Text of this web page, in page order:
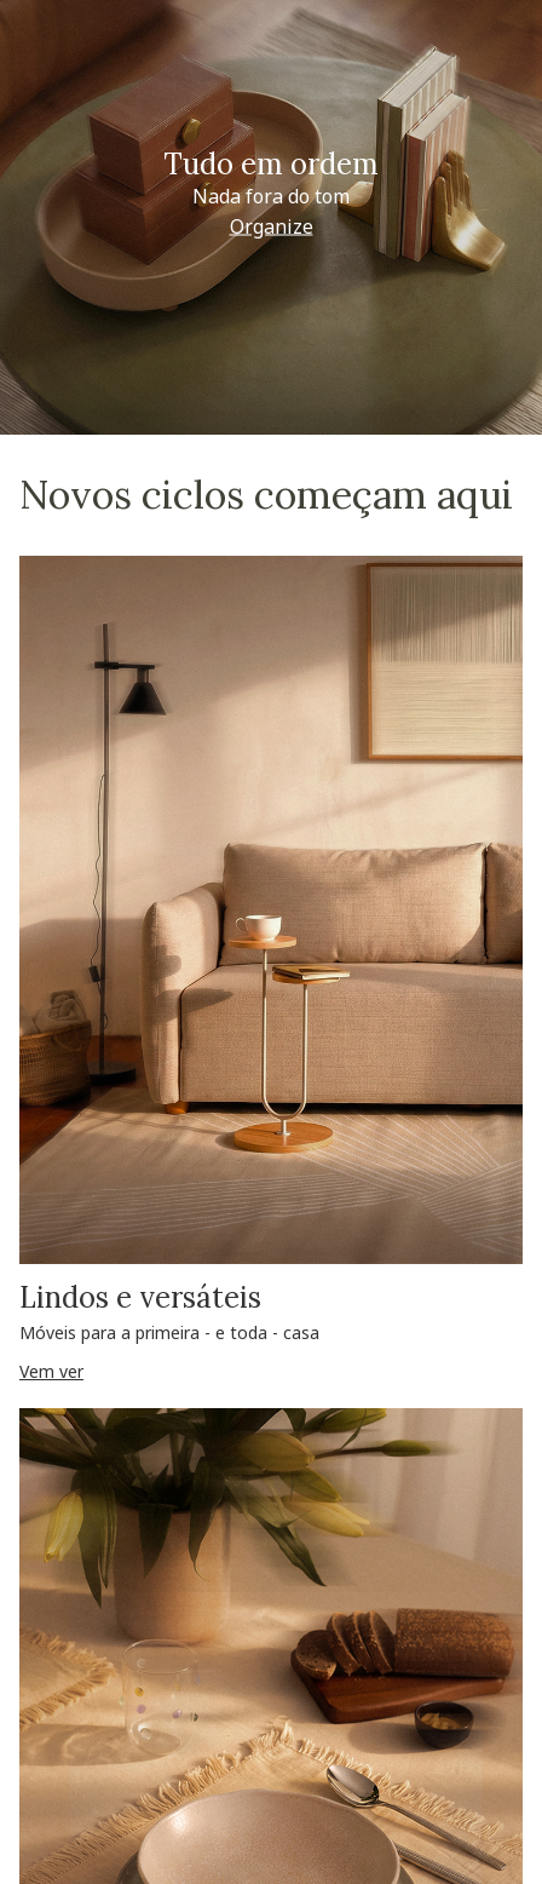
Tudo em ordem
Nada fora do tom
Organize
Novos ciclos começam aqui
Lindos e versáteis
Móveis para a primeira - e toda - casa
Vem ver